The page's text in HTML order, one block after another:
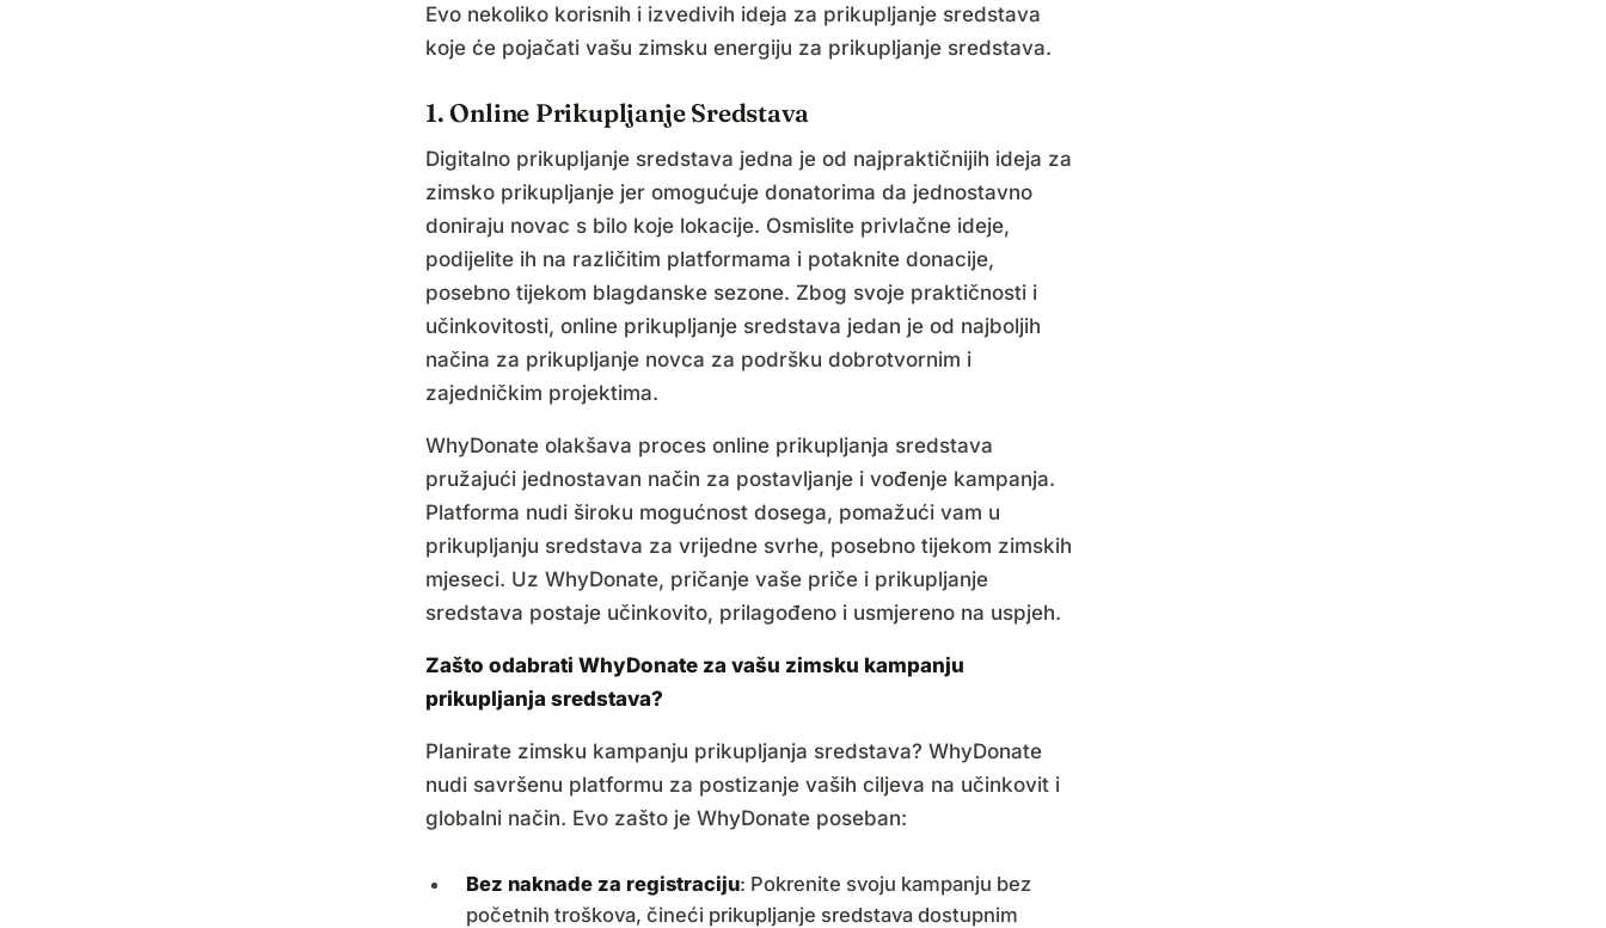
Evo nekoliko korisnih i izvedivih ideja za prikupljanje sredstava
koje će pojačati vašu zimsku energiju za prikupljanje sredstava.
1. Online Prikupljanje Sredstava
Digitalno prikupljanje sredstava jedna je od najpraktičnijih ideja za
zimsko prikupljanje jer omogućuje donatorima da jednostavno
doniraju novac s bilo koje lokacije. Osmislite privlačne ideje,
podijelite ih na različitim platformama i potaknite donacije,
posebno tijekom blagdanske sezone. Zbog svoje praktičnosti i
učinkovitosti, online prikupljanje sredstava jedan je od najboljih
načina za prikupljanje novca za podršku dobrotvornim i
zajedničkim projektima.
WhyDonate olakšava proces online prikupljanja sredstava
pružajući jednostavan način za postavljanje i vođenje kampanja.
Platforma nudi široku mogućnost dosega, pomažući vam u
prikupljanju sredstava za vrijedne svrhe, posebno tijekom zimskih
mjeseci. Uz WhyDonate, pričanje vaše priče i prikupljanje
sredstava postaje učinkovito, prilagođeno i usmjereno na uspjeh.
Zašto odabrati WhyDonate za vašu zimsku kampanju
prikupljanja sredstava?
Planirate zimsku kampanju prikupljanja sredstava? WhyDonate
nudi savršenu platformu za postizanje vaših ciljeva na učinkovit i
globalni način. Evo zašto je WhyDonate poseban:
Bez naknade za registraciju: Pokrenite svoju kampanju bez
početnih troškova, čineći prikupljanje sredstava dostupnim